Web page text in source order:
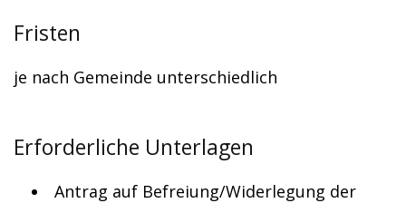
Fristen
je nach Gemeinde unterschiedlich
Erforderliche Unterlagen
Antrag auf Befreiung/Widerlegung der